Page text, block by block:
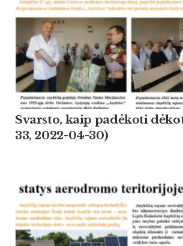
Svarsto, kaip padėkoti
33, 2022-04-30)